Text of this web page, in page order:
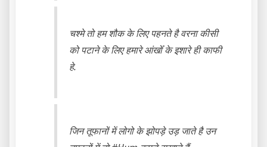
चश्मे तो हम शौक के लिए पहनते है वरना कीसी
को पटाने के लिए हमारे आंखोँ के इशारे ही काफी
हे.
जिन तूफानों में लोगो के झोपड़े उड़ जाते है उन